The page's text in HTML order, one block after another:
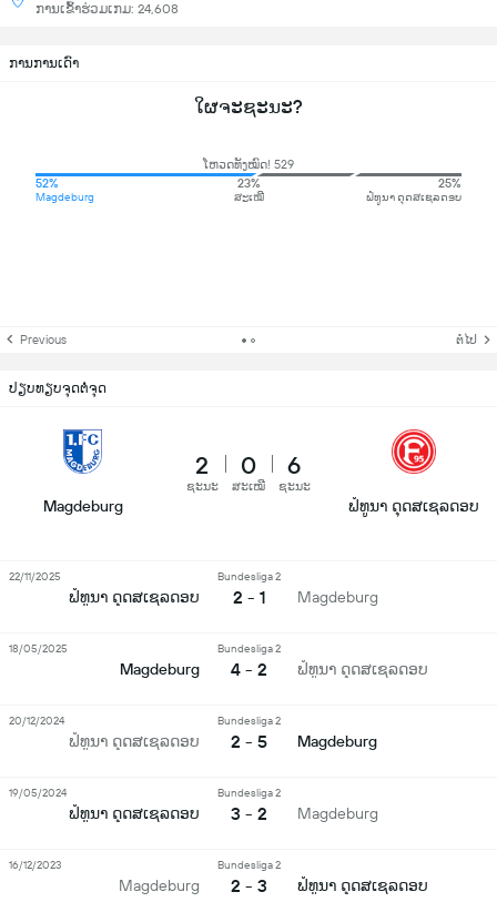
ການເຂົ້າຮ່ວມເກມ: 24,608
ການການເດົາ
ໃຜຈະຊະນະ?
ໂຫວດທັງໝົດ! 529
52%
Magdeburg
23%
ສະເໝີ
25%
ຟໍທູນາ ດຸດສເຊລດອບ
Previous ຕໍ່ໄປ
ປຽບທຽບຈຸດຕໍ່ຈຸດ
Magdeburg
2
ຊະນະ
0
ສະເໝີ
6
ຊະນະ
ຟໍທູນາ ດຸດສເຊລດອບ
ຟໍທູນາ ດຸດສເຊລດອບ
Bundesliga 2
2 - 1 Magdeburg
22/11/2025
Magdeburg
Bundesliga 2
4 - 2 ຟໍທູນາ ດຸດສເຊລດອບ
18/05/2025
ຟໍທູນາ ດຸດສເຊລດອບ
Bundesliga 2
2 - 5 Magdeburg
20/12/2024
ຟໍທູນາ ດຸດສເຊລດອບ
Bundesliga 2
3 - 2 Magdeburg
19/05/2024
Magdeburg
Bundesliga 2
2 - 3 ຟໍທູນາ ດຸດສເຊລດອບ
16/12/2023